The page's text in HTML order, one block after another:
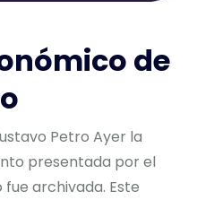
de
Petro Ayer la
presentada por el
archivada. Este